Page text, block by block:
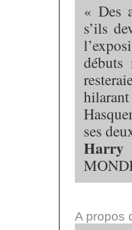
« Des
s’ils
ses
Harry
A propos